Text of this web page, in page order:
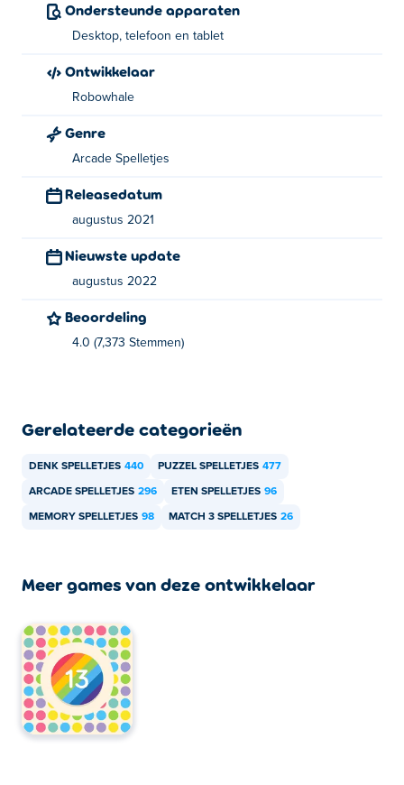
Ondersteunde apparaten
Desktop, telefoon en tablet
Ontwikkelaar
Robowhale
Genre
Arcade Spelletjes
Releasedatum
augustus 2021
Nieuwste update
augustus 2022
Beoordeling
4.0 (7,373 Stemmen)
Gerelateerde categorieën
DENK SPELLETJES 440 PUZZEL SPELLETJES 477
ARCADE SPELLETJES 296 ETEN SPELLETJES 96
MEMORY SPELLETJES 98 MATCH 3 SPELLETJES 26
Meer games van deze ontwikkelaar